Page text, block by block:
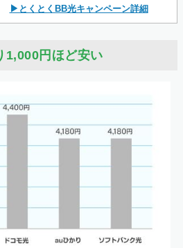
▶とくとくBB光キャンペーン詳細
1,000円ほど安い